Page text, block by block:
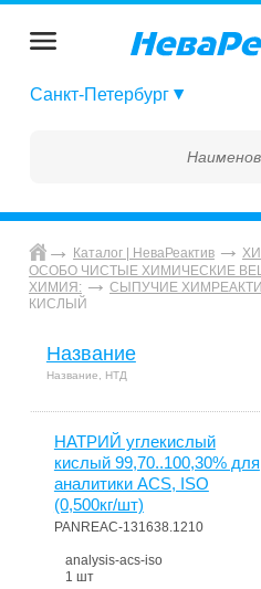
Санкт-Петербург
Каталог | НеваРеактив
ОСОБО ЧИСТЫЕ ХИМИЧЕСКИЕ
ХИМИЯ:
СЫПУЧИЕ
КИСЛЫЙ
Название
Название, НТД
НАТРИЙ углекислый
кислый 99,70..100,30% для
аналитики ACS, ISO
(0,500кг/шт)
PANREAC-131638.1210
analysis-acs-iso
1 шт